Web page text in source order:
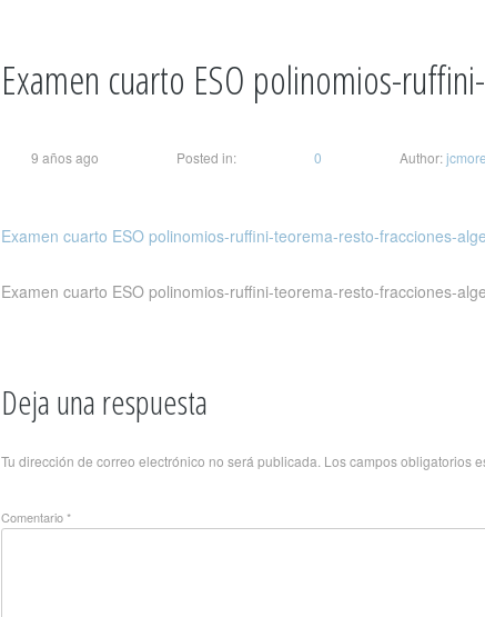
Examen cuarto ESO polinomios-
9 años ago Posted in: 0 Author:
Examen cuarto ESO polinomios-ruffini-teorema-resto-fracciones-
Examen cuarto ESO polinomios-ruffini-teorema-resto-fracciones-
Deja una respuesta
Tu dirección de correo electrónico no será publicada. Los campos obligatorios
Comentario*